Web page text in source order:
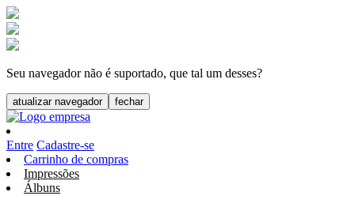
Seu navegador não é suportado, que tal um desses?
atualizar navegador fechar
Entre Cadastre-se
Carrinho de compras
Impressões
Álbuns